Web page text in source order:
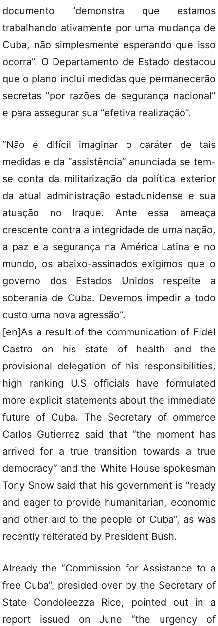
documento ”demonstra que estamos
trabalhando ativamente por uma mudança de
Cuba, não simplesmente esperando que isso
ocorra”. O Departamento de Estado destacou
que o plano inclui medidas que permanecerão
secretas ”por razões de segurança nacional”
e para assegurar sua ”efetiva realização”.
“Não é difícil imaginar o caráter de tais
medidas e da ”assistência” anunciada se tem-
se conta da militarização da política exterior
da atual administração estadunidense e sua
atuação no Iraque. Ante essa ameaça
crescente contra a integridade de uma nação,
a paz e a segurança na América Latina e no
mundo, os abaixo-assinados exigimos que o
governo dos Estados Unidos respeite a
soberania de Cuba. Devemos impedir a todo
custo uma nova agressão”.
[en]As a result of the communication of Fidel
Castro on his state of health and the
provisional delegation of his responsibilities,
high ranking U.S officials have formulated
more explicit statements about the immediate
future of Cuba. The Secretary of ommerce
Carlos Gutierrez said that “the moment has
arrived for a true transition towards a true
democracy” and the White House spokesman
Tony Snow said that his government is “ready
and eager to provide humanitarian, economic
and other aid to the people of Cuba”, as was
recently reiterated by President Bush.
Already the “Commission for Assistance to a
free Cuba”, presided over by the Secretary of
State Condoleezza Rice, pointed out in a
report issued on June “the urgency of